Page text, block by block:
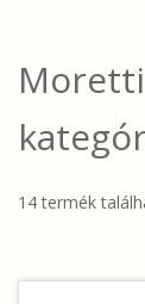
14 termék